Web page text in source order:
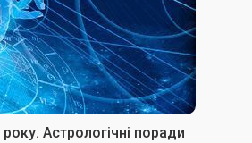
Астрологічні поради